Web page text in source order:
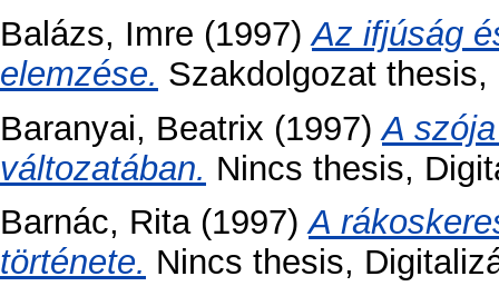
Balázs, Imre (1997)Az ifjúság
elemzése. Szakdolgozat
Baranyai, Beatrix (1997)A
változatában. Nincs thesis,
Barnác, Rita(1997)A
története. Nincs thesis,